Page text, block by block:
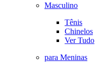
Masculino
Tênis
Chinelos
Ver Tudo
para Meninas